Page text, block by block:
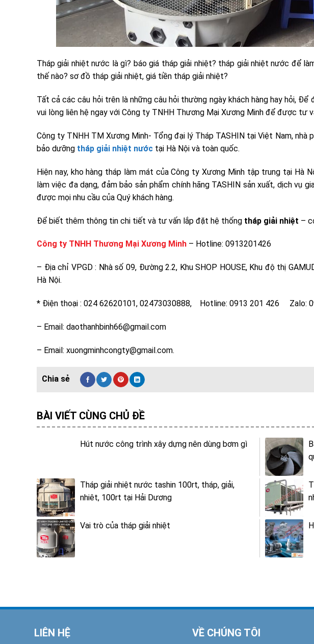
Tháp giải nhiệt nước là gì? báo giá tháp giải nhiệt? tháp giải nhiệt nước để
thế nào? sơ đồ tháp giải nhiệt, giá tiền tháp giải nhiệt?
Tất cả các câu hỏi trên là những câu hỏi thường ngày khách hàng hay hỏi,
vui lòng liên hệ ngay với Công ty TNHH Thương Mại Xương Minh để được tư
Công ty TNHH TM Xương Minh- Tổng đại lý Tháp TASHIN tại Việt Nam, nhà
bảo dưỡng tháp giải nhiệt nước tại Hà Nội và toàn quốc.
Hiện nay, kho hàng tháp làm mát của Công ty Xương Minh tập trung tại Hà
làm việc đa dạng, đảm bảo sản phẩm chính hãng TASHIN sản xuất, dịch vụ
được mọi nhu cầu của Quý khách hàng.
Để biết thêm thông tin chi tiết và tư vấn lắp đặt hệ thống tháp giải nhiệt –
Công ty TNHH Thương Mại Xương Minh – Hotline: 0913201426
– Địa chỉ VPGD : Nhà số 09, Đường 2.2, Khu SHOP HOUSE, Khu độ thị
Hà Nội.
* Điện thoại : 024 62620101, 02473030888, Hotline: 0913 201 426 Zalo:
– Email: daothanhbinh66@gmail.com
– Email: xuongminhcongty@gmail.com.
BÀI VIẾT CÙNG CHỦ ĐỀ
Hút nước công trình xây dựng nên dùng bơm gì
Tháp giải nhiệt nước tashin 100rt, tháp, giải,
nhiêt, 100rt tại Hải Dương
Vai trò của tháp giải nhiệt
LIÊN HỆ VỀ CHÚNG TÔI